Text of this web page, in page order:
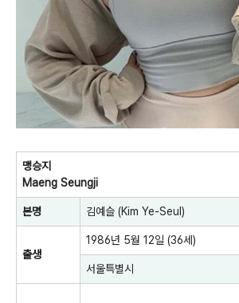
맹승지
Maeng Seungji
본명 김예슬 (Kim Ye-Seul)
출생
1986년 5월 12일 (36세)
서울특별시